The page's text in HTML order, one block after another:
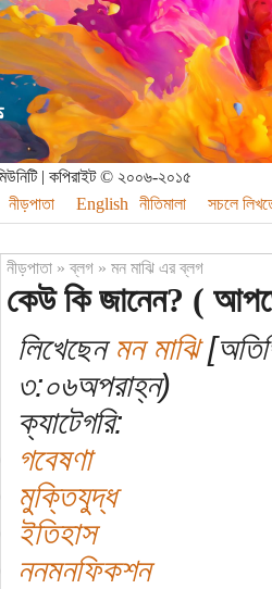
| কপিরাইট © ২০০৬-২০১৫
নীড়পাতা
English নীতিমালা সচলে
নীড়পাতা»ব্লগ» মন মাঝি এর ব্লগ
কেউ কি জানেন? (
লিখেছেনমন মাঝি
৩:০৬অপরাহ্ন)
ক্যাটেগরি:
গবেষণা
মুক্তিযুদ্ধ
ইতিহাস
ননমনফিকশন